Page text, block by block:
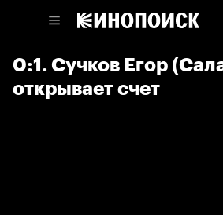
0:1. Сучков Егор
открывает счет